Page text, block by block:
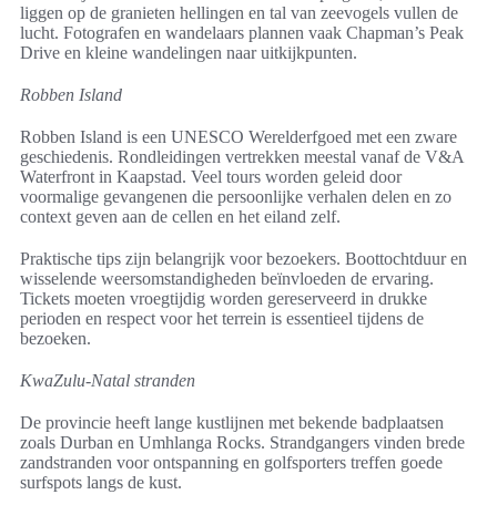
liggen op de granieten hellingen en tal van zeevogels vullen de
lucht. Fotografen en wandelaars plannen vaak Chapman’s Peak
Drive en kleine wandelingen naar uitkijkpunten.
Robben Island
Robben Island is een UNESCO Werelderfgoed met een zware
geschiedenis. Rondleidingen vertrekken meestal vanaf de V&A
Waterfront in Kaapstad. Veel tours worden geleid door
voormalige gevangenen die persoonlijke verhalen delen en zo
context geven aan de cellen en het eiland zelf.
Praktische tips zijn belangrijk voor bezoekers. Boottochtduur en
wisselende weersomstandigheden beïnvloeden de ervaring.
Tickets moeten vroegtijdig worden gereserveerd in drukke
perioden en respect voor het terrein is essentieel tijdens de
bezoeken.
KwaZulu-Natal stranden
De provincie heeft lange kustlijnen met bekende badplaatsen
zoals Durban en Umhlanga Rocks. Strandgangers vinden brede
zandstranden voor ontspanning en golfsporters treffen goede
surfspots langs de kust.